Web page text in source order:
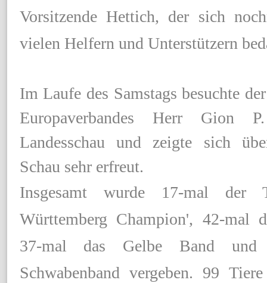
Vorsitzende Hettich, der sich
vielen Helfern und Unterstützern
Im Laufe des Samstags besuchte
Europaverbandes Herr Gion
Landesschau und zeigte sich
Schau sehr erfreut.
Insgesamt wurde 17-mal der
Württemberg Champion', 42-mal
37-mal das Gelbe Band und
Schwabenband vergeben. 99